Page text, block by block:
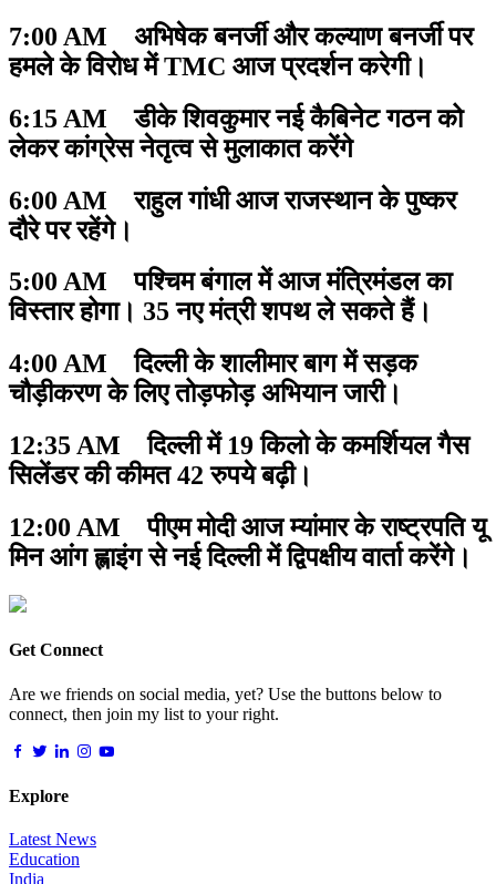
7:00 AM अभिषेक बनर्जी और कल्याण बनर्जी पर
हमले के विरोध में TMC आज प्रदर्शन करेगी।
6:15 AM डीके शिवकुमार नई कैबिनेट गठन को
लेकर कांग्रेस नेतृत्व से मुलाकात करेंगे
6:00 AM राहुल गांधी आज राजस्थान के पुष्कर
दौरे पर रहेंगे।
5:00 AM पश्चिम बंगाल में आज मंत्रिमंडल का
विस्तार होगा। 35 नए मंत्री शपथ ले सकते हैं।
4:00 AM दिल्ली के शालीमार बाग में सड़क
चौड़ीकरण के लिए तोड़फोड़ अभियान जारी।
12:35 AM दिल्ली में 19 किलो के कमर्शियल गैस
सिलेंडर की कीमत 42 रुपये बढ़ी।
12:00 AM पीएम मोदी आज म्यांमार के राष्ट्रपति यू
मिन आंग ह्लाइंग से नई दिल्ली में द्विपक्षीय वार्ता करेंगे।
Get Connect
Are we friends on social media, yet? Use the buttons below to
connect, then join my list to your right.
Explore
Latest News
Education
India